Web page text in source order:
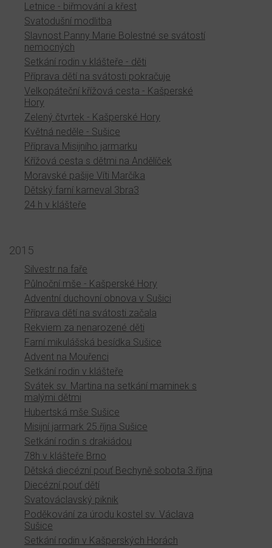
Letnice - biřmování a křest
Svatodušní modlitba
Slavnost Panny Marie Bolestné se svátostí
nemocných
Setkání rodin v klášteře - děti
Příprava dětí na svátosti pokračuje
Velkopáteční křížová cesta - Kašperské
Hory
Zelený čtvrtek - Kašperské Hory
Květná neděle - Sušice
Příprava Misijního jarmarku
Křížová cesta s dětmi na Andělíček
Moravské pašije Víti Marčíka
Dětský farní karneval 3bra3
24 h v klášteře
2015
Silvestr na faře
Půlnoční mše - Kašperské Hory
Adventní duchovní obnova v Sušici
Příprava dětí na svátosti začala
Rekviem za nenarozené děti
Farní mikulášská besídka Sušice
Advent na Mouřenci
Setkání rodin v klášteře
Svátek sv. Martina na setkání maminek s
malými dětmi
Hubertská mše Sušice
Misijní jarmark 25.října Sušice
Setkání rodin s drakiádou
78h v klášteře Brno
Dětská diecézní pouť Bechyně sobota 3.října
Diecézní pouť dětí
Svatováclavský piknik
Poděkování za úrodu kostel sv. Václava
Sušice
Setkání rodin v Kašperských Horách